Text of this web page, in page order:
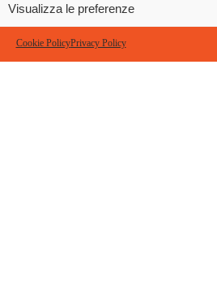
Visualizza le preferenze
Cookie PolicyPrivacy Policy